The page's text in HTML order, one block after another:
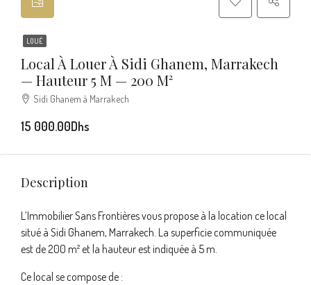
LOUÉ
Local À Louer À Sidi Ghanem, Marrakech
— Hauteur 5 M — 200 M²
Sidi Ghanem à Marrakech
15 000.00Dhs
Description
L’Immobilier Sans Frontières vous propose à la location ce local
situé à Sidi Ghanem, Marrakech. La superficie communiquée
est de 200 m² et la hauteur est indiquée à 5 m.
Ce local se compose de :